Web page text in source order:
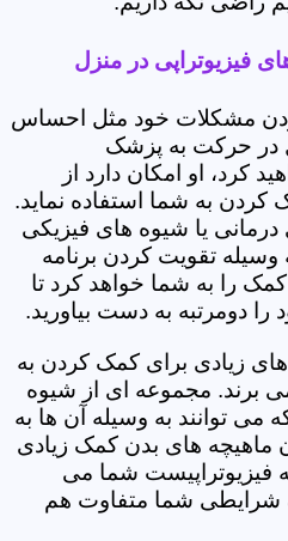
فیزیوتراپی در منزل
مشکلات خود مثل احساس
در حرکت به پزشک
کرد، او امکان دارد از
به شما استفاده نماید.
یا شیوه های فیزیکی
تقویت کردن برنامه
را به شما خواهد کرد تا
دومرتبه به دست بیاورید.
زیادی برای کمک کردن به
برند. مجموعه ای از شیوه
توانند به وسیله آن ها به
ماهیچه های بدن کمک زیادی
فیزیوتراپیست شما می
شرایطی شما متفاوت هم